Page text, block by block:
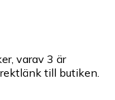
varav 3 är
till butiken.